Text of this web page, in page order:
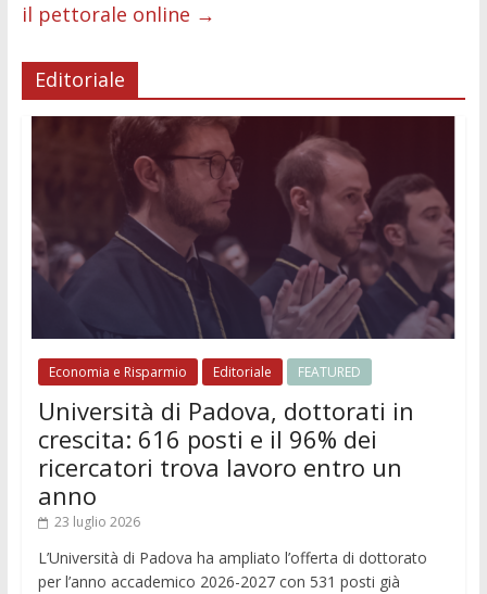
il pettorale online →
Editoriale
Economia e Risparmio Editoriale FEATURED
Università di Padova, dottorati in
crescita: 616 posti e il 96% dei
ricercatori trova lavoro entro un
anno
23 luglio 2026
L’Università di Padova ha ampliato l’offerta di dottorato
per l’anno accademico 2026-2027 con 531 posti già